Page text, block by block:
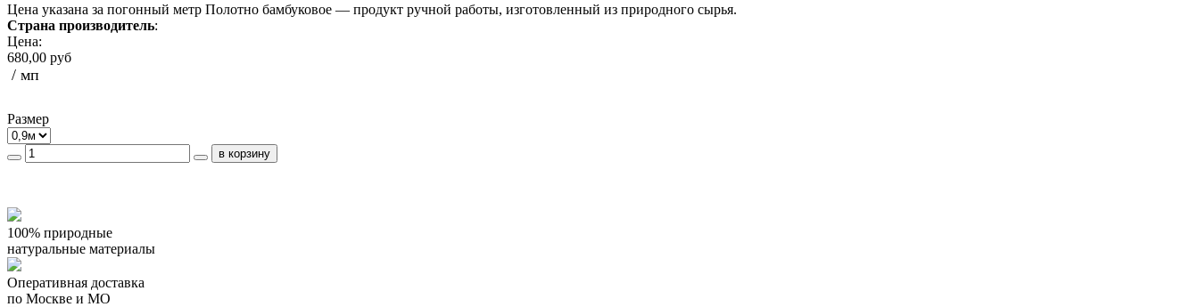
Цена указана за погонный метр Полотно бамбуковое — продукт ручной работы, изготовленный из природного сырья.
Страна производитель:
Цена:
680,00 руб
/ мп
Размер
100% природные
натуральные материалы
Оперативная доставка
по Москве и МО